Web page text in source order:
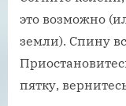
это возможно
земли). Спину
пятку,